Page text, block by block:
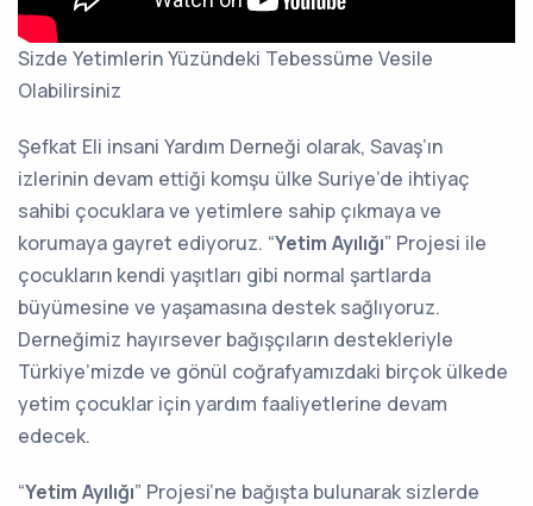
Sizde Yetimlerin Yüzündeki Tebessüme Vesile
Olabilirsiniz
Şefkat Eli insani Yardım Derneği olarak, Savaş’ın
izlerinin devam ettiği komşu ülke Suriye’de ihtiyaç
sahibi çocuklara ve yetimlere sahip çıkmaya ve
korumaya gayret ediyoruz. “Yetim Ayılığı” Projesi ile
çocukların kendi yaşıtları gibi normal şartlarda
büyümesine ve yaşamasına destek sağlıyoruz.
Derneğimiz hayırsever bağışçıların destekleriyle
Türkiye’mizde ve gönül coğrafyamızdaki birçok ülkede
yetim çocuklar için yardım faaliyetlerine devam
edecek.
“Yetim Ayılığı” Projesi’ne bağışta bulunarak sizlerde